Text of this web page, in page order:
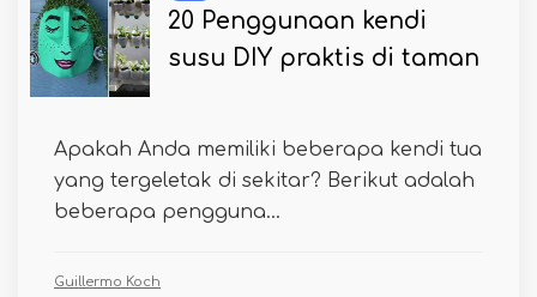
20 Penggunaan kendi
susu DIY praktis di taman
Apakah Anda memiliki beberapa kendi tua
yang tergeletak di sekitar? Berikut adalah
beberapa pengguna...
Guillermo Koch